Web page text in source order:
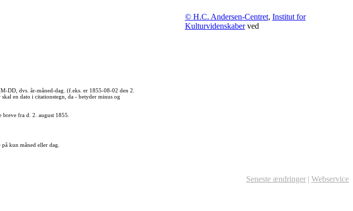
DD, dvs. år-måned-dag. (f.eks. er 1855-08-02 den 2.
en dato i citationstegn, da - betyder minus og
fra d. 2. august 1855.
kun måned eller dag.
© H.C. Andersen-Centret, Institut for
Kulturvidenskaberved
Seneste ændringer | Webservice